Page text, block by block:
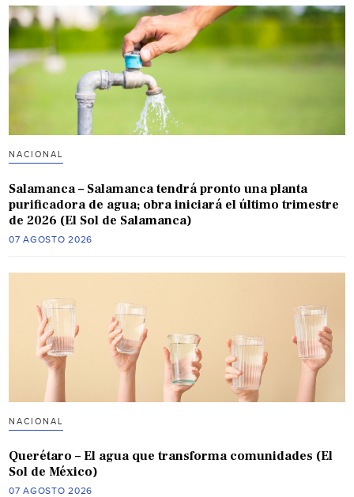
NACIONAL
Salamanca – Salamanca tendrá pronto una planta
purificadora de agua; obra iniciará el último trimestre
de 2026 (El Sol de Salamanca)
07 AGOSTO 2026
NACIONAL
Querétaro – El agua que transforma comunidades (El
Sol de México)
07 AGOSTO 2026